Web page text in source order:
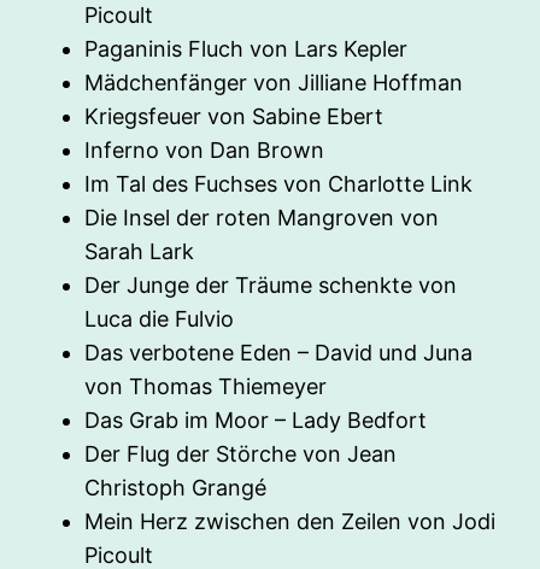
Picoult
Paganinis Fluch von Lars Kepler
Mädchenfänger von Jilliane Hoffman
Kriegsfeuer von Sabine Ebert
Inferno von Dan Brown
Im Tal des Fuchses von Charlotte Link
Die Insel der roten Mangroven von
Sarah Lark
Der Junge der Träume schenkte von
Luca die Fulvio
Das verbotene Eden – David und Juna
von Thomas Thiemeyer
Das Grab im Moor – Lady Bedfort
Der Flug der Störche von Jean
Christoph Grangé
Mein Herz zwischen den Zeilen von Jodi
Picoult